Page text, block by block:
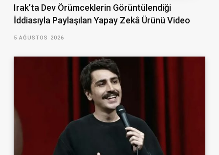
Irak’ta Dev Örümceklerin Görüntülendiği
İddiasıyla Paylaşılan Yapay Zekâ Ürünü Video
5 AĞUSTOS 2026